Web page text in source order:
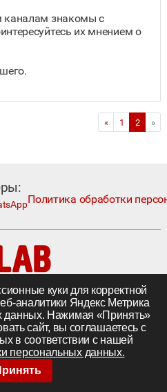
каналам знакомы с
их мнением о
« 1 2 »
Политика обработки
Вал, д. 1А, стр. 1
; e-mail:in@rlab.ru
комплектующих
2005—2026
куки для корректной
аналитики Яндекс Метрика
данных. Нажимая «Принять»
сайт, вы соглашаетесь с
в соответствии с нашей
персональных данных.